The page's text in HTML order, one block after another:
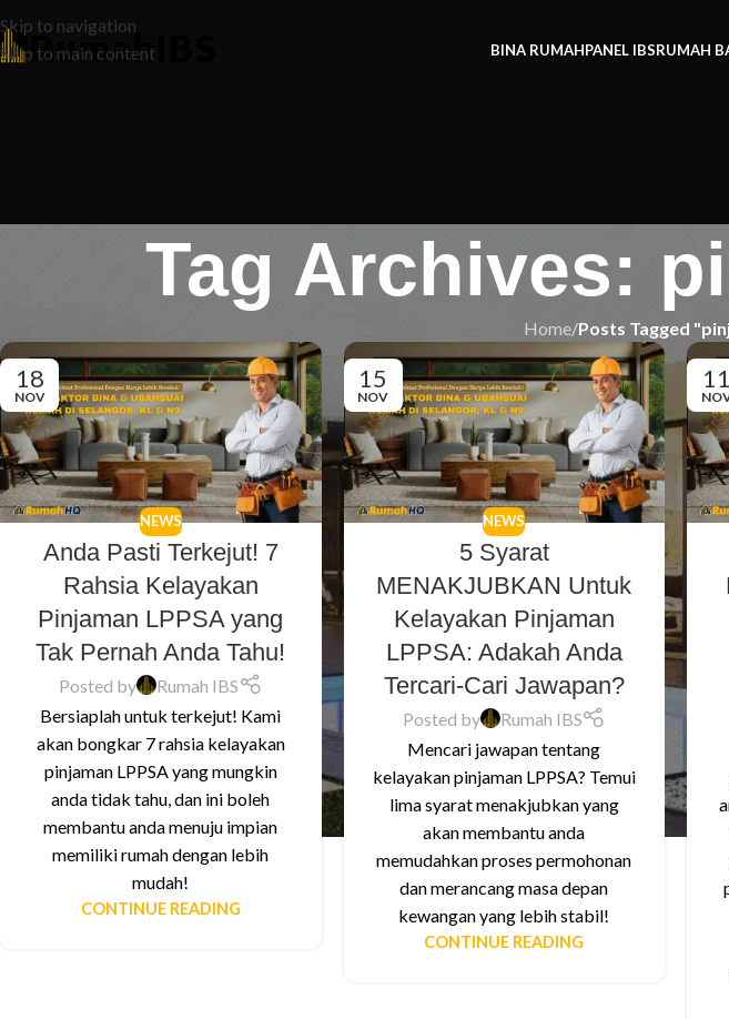
Skip to navigation
Skip to main content
BINA RUMAHPANEL IBSRUMAH
Tag Archives:
Home/Posts Tagged
18
NOV
NEWS
Anda Pasti Terkejut! 7
Rahsia Kelayakan
Pinjaman LPPSA yang
Tak Pernah Anda Tahu!
Posted by
Rumah IBS
Bersiaplah untuk terkejut! Kami
akan bongkar 7 rahsia kelayakan
pinjaman LPPSA yang mungkin
anda tidak tahu, dan ini boleh
membantu anda menuju impian
memiliki rumah dengan lebih
mudah!
CONTINUE READING
15
NOV
NEWS
5 Syarat
MENAKJUBKAN Untuk
Kelayakan Pinjaman
LPPSA: Adakah Anda
Tercari-Cari Jawapan?
Posted by
Rumah IBS
Mencari jawapan tentang
kelayakan pinjaman LPPSA? Temui
lima syarat menakjubkan yang
akan membantu anda
memudahkan proses permohonan
dan merancang masa depan
kewangan yang lebih stabil!
CONTINUE READING
11